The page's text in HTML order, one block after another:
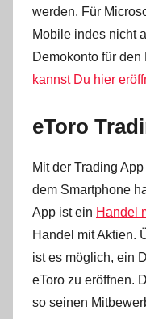
werden. Für
Mobile indes nicht
Demokonto für
kannst Du hier
eToro
Mit der Trading
dem Smartphone
App ist ein Handel
Handel mit Aktien.
ist es möglich, ein
eToro zu eröffnen.
so seinen